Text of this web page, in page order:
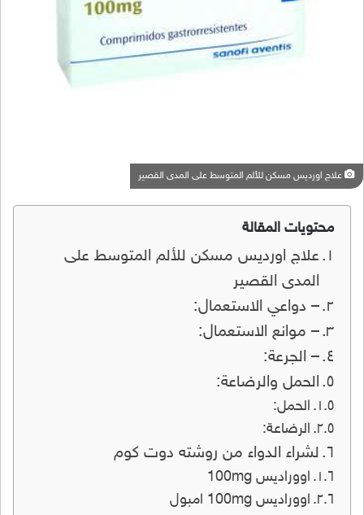
علاج اورديس مسكن للألم المتوسط على المدى القصير
محتويات المقالة
علاج اورديس مسكن للألم المتوسط على
المدى القصير
– دواعي الاستعمال:
– موانع الاستعمال:
– الجرعة:
الحمل والرضاعة:
الحمل:
الرضاعة:
لشراء الدواء من روشته دوت كوم
اووراديس 100mg
اووراديس 100mg امبول